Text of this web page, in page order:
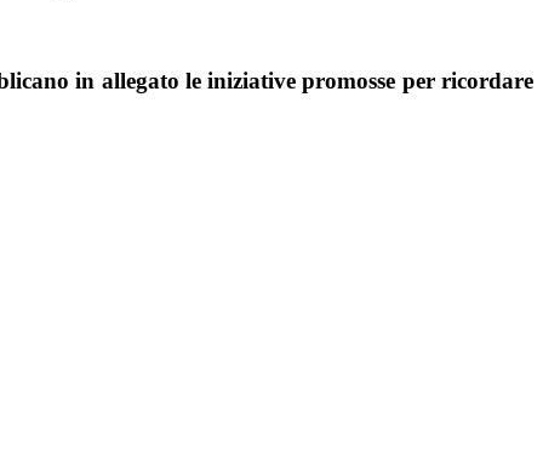
in allegato le iniziative promosse per ricordare